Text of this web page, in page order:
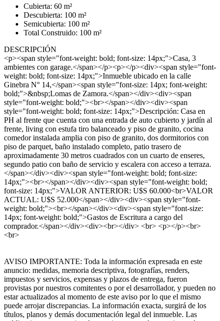
Cubierta: 60 m²
Descubierta: 100 m²
Semicubierta: 100 m²
Total Construido: 100 m²
DESCRIPCIÓN
<p><span style="font-weight: bold; font-size: 14px;">Casa, 3
ambientes con garage.</span></p><p></p><div><span style="font-
weight: bold; font-size: 14px;">Inmueble ubicado en la calle
Ginebra N° 14,</span><span style="font-size: 14px; font-weight:
bold;">&nbsp;Lomas de Zamora.</span></div><div><span
style="font-weight: bold;"><br></span></div><div><span
style="font-weight: bold; font-size: 14px;">Descripción: Casa en
PH al frente que cuenta con una entrada de auto cubierto y jardín al
frente, living con estufa tiro balanceado y piso de granito, cocina
comedor instalada amplia con piso de granito, dos dormitorios con
piso de parquet, baño instalado completo, patio trasero de
aproximadamente 30 metros cuadrados con un cuarto de enseres,
segundo patio con baño de servicio y escalera con acceso a terraza.
</span></div><div><span style="font-weight: bold; font-size:
14px;"><br></span></div><div><span style="font-weight: bold;
font-size: 14px;">VALOR ANTERIOR: U$S 60.000<br>VALOR
ACTUAL: U$S 52.000</span></div><div><span style="font-
weight: bold;"><br></span></div><div><span style="font-size:
14px; font-weight: bold;">Gastos de Escritura a cargo del
comprador.</span></div><div><br></div> <br> <p></p><br>
<br>
AVISO IMPORTANTE: Toda la información expresada en este
anuncio: medidas, memoria descriptiva, fotografías, renders,
impuestos y servicios, expensas y plazos de entrega, fueron
provistas por nuestros comitentes o por el desarrollador, y pueden no
estar actualizados al momento de este aviso por lo que el mismo
puede arrojar discrepancias. La información exacta, surgirá de los
títulos, planos y demás documentación legal del inmueble. Las